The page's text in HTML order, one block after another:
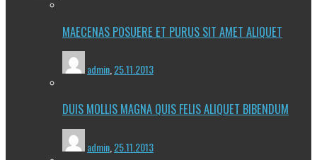
MAECENAS POSUERE ET PURUS SIT AMET ALIQUET
admin 25.11.2013
DUIS MOLLIS MAGNA QUIS FELIS ALIQUET BIBENDUM
admin 25.11.2013